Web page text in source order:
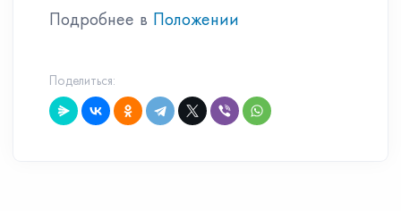
Подробнее в Положении
Поделиться: